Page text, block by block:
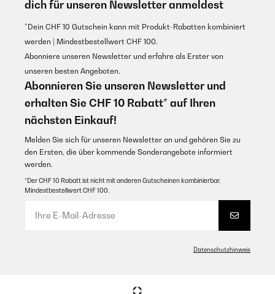
dich für unseren Newsletter anmeldest
*Dein CHF 10 Gutschein kann mit Produkt-Rabatten kombiniert
werden | Mindestbestellwert CHF 100.
Abonniere unseren Newsletter und erfahre als Erster von
unseren besten Angeboten.
Abonnieren Sie unseren Newsletter und
erhalten Sie CHF 10 Rabatt* auf Ihren
nächsten Einkauf!
Melden Sie sich für unseren Newsletter an und gehören Sie zu
den Ersten, die über kommende Sonderangebote informiert
werden.
*Der CHF 10 Rabatt ist nicht mit anderen Gutscheinen kombinierbar.
Mindestbestellwert CHF 100.
Datenschutzhinweis